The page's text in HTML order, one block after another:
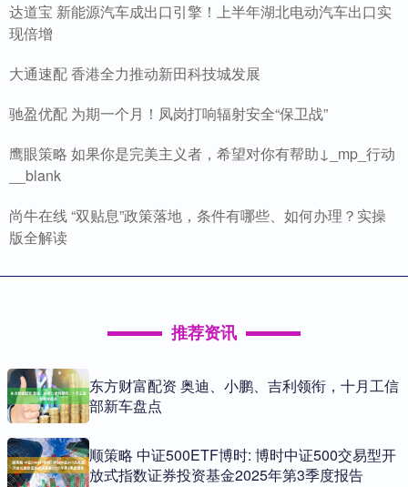
达道宝 新能源汽车成出口引擎！上半年湖北电动汽车出口实
现倍增
大通速配 香港全力推动新田科技城发展
驰盈优配 为期一个月！凤岗打响辐射安全“保卫战”
鹰眼策略 如果你是完美主义者，希望对你有帮助↓_mp_行动
__blank
尚牛在线 “双贴息”政策落地，条件有哪些、如何办理？实操
版全解读
推荐资讯
东方财富配资 奥迪、小鹏、吉利领衔，十月工信
部新车盘点
顺策略 中证500ETF博时: 博时中证500交易型开
放式指数证券投资基金2025年第3季度报告